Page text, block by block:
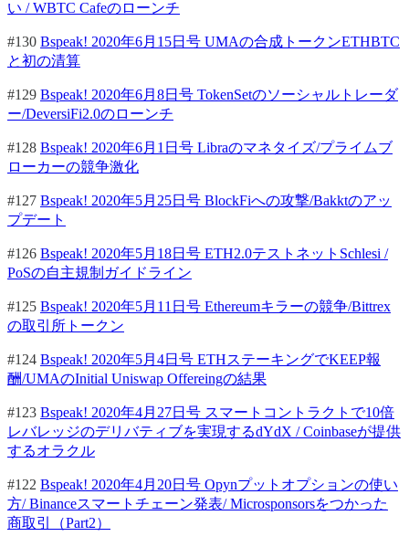
い / WBTC Cafeのローンチ
#130 Bspeak! 2020年6月15日号 UMAの合成トークンETHBTC
と初の清算
#129 Bspeak! 2020年6月8日号 TokenSetのソーシャルトレーダ
ー/DeversiFi2.0のローンチ
#128 Bspeak! 2020年6月1日号 Libraのマネタイズ/プライムブ
ローカーの競争激化
#127 Bspeak! 2020年5月25日号 BlockFiへの攻撃/Bakktのアッ
プデート
#126 Bspeak! 2020年5月18日号 ETH2.0テストネットSchlesi /
PoSの自主規制ガイドライン
#125 Bspeak! 2020年5月11日号 Ethereumキラーの競争/Bittrex
の取引所トークン
#124 Bspeak! 2020年5月4日号 ETHステーキングでKEEP報
酬/UMAのInitial Uniswap Offereingの結果
#123 Bspeak! 2020年4月27日号 スマートコントラクトで10倍
レバレッジのデリバティブを実現するdYdX / Coinbaseが提供
するオラクル
#122 Bspeak! 2020年4月20日号 Opynプットオプションの使い
方/ Binanceスマートチェーン発表/ Microsponsorsをつかった
商取引（Part2）